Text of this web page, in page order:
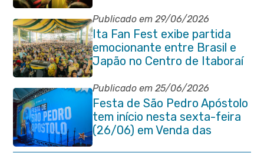
Publicado em 29/06/2026
Ita Fan Fest exibe partida
emocionante entre Brasil e
Japão no Centro de Itaboraí
Publicado em 25/06/2026
Festa de São Pedro Apóstolo
tem início nesta sexta-feira
(26/06) em Venda das
Pedras